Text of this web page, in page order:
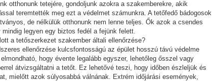
otthonunk tetejére, gondoljunk azokra a szakemberekre, akik
teremtették meg ezt a védelmet számunkra. A tetőfedő bádogosok
de nélkülük otthonunk nem lenne teljes. Ők azok a csendes
legyen egy biztos fedél a fejünk felett.
a tetőszerkezet szakember általi ellenőrzése?
ellenőrzése kulcsfontosságú az épület hosszú távú védelme
hogy évente legalább egyszer, lehetőleg ősszel vagy
átvizsgáltatni a tetőt. Ez lehetővé teszi, hogy időben észleljük és
mielőtt azok súlyosabbá válnának. Extrém időjárási események,